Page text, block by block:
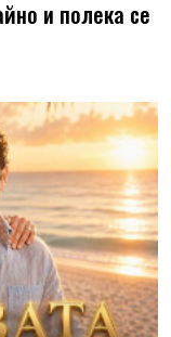
и полека се